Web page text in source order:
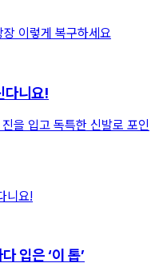
다니요!
을 입고 독특한 신발로 포인
입은 ‘이 톱’